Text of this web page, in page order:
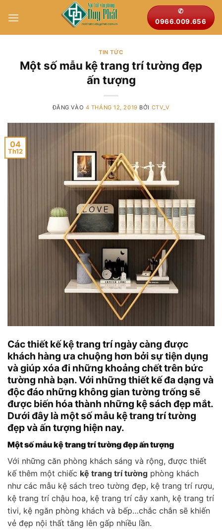
qua
✆
0966.009.656
TIN TỨC
Một số mẫu kệ trang trí tường đẹp
ấn tượng
ĐĂNG VÀO 4 THÁNG 12, 2019 BỞI CTV_V
04
Th12
Các thiết kế kệ trang trí ngày càng được
khách hàng ưa chuộng hơn bởi sự tiện dụng
và giúp xóa đi những khoảng chết trên bức
tường nhà bạn. Với những thiết kế đa dạng và
độc đáo những không gian tường trống sẽ
được biến hóa thành những kệ sách đẹp mắt.
Dưới đây là một số mẫu kệ trang trí tường
đẹp và ấn tượng hiện nay.
Một số mẫu kệ trang trí tường đẹp ấn tượng
Với những căn phòng khách sáng và rộng, được thiết
kế thêm một chiếc kệ trang trí tường phòng khách
như các mẫu kệ sách treo tường đẹp, kệ trang trí rượu,
kệ trang trí chậu hoa, kệ trang trí cây xanh, kệ trang trí
tivi, kệ ngăn phòng khách và bếp…chắc chắn sẽ khiến
vẻ đẹp nội thất tăng lên gấp nhiều lần.